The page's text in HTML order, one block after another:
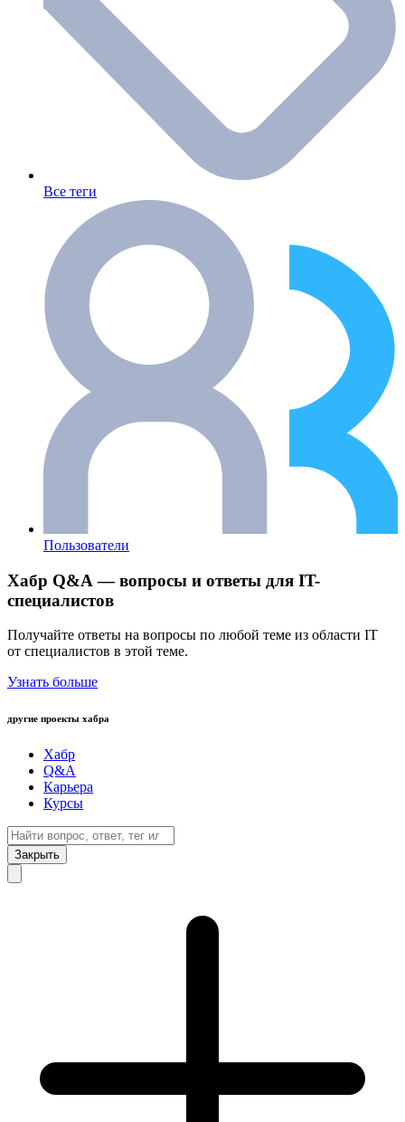
Все теги
Пользователи
Хабр Q&A — вопросы и ответы для IT-
специалистов
Получайте ответы на вопросы по любой теме из области IT
от специалистов в этой теме.
Узнать больше
другие проекты хабра
Хабр
Q&A
Карьера
Курсы
Закрыть